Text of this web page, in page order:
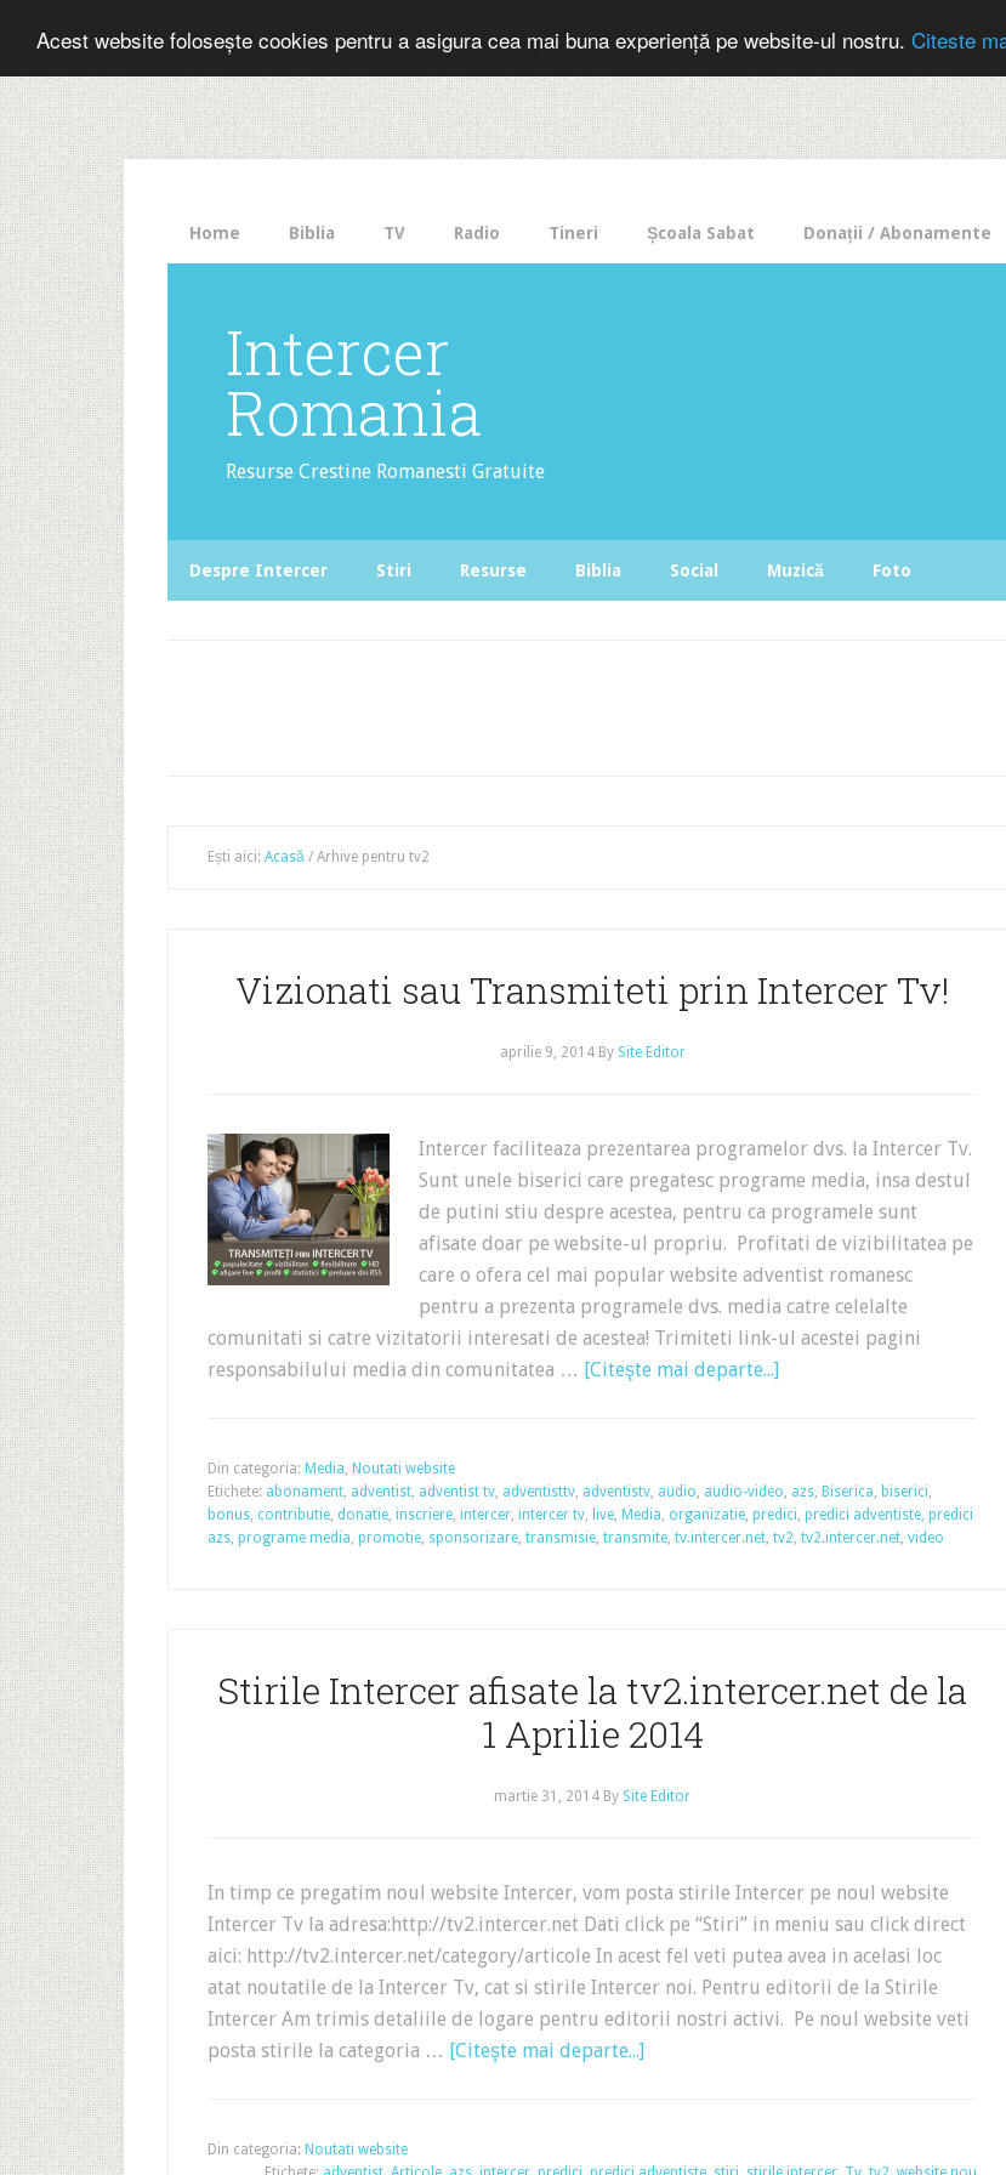
Acest website folosește cookies pentru a asigura cea mai buna experiență pe website-ul nostru. Citeste
The
HelloBar
- a
little
bar
that
gets
noticed!
Home Biblia TV Radio Tineri Școala Sabat Donații / Abonamente
Intercer
Romania
Resurse Crestine Romanesti Gratuite
Despre Intercer Stiri Resurse Biblia Social Muzică Foto
Ești aici: Acasă / Arhive pentru tv2
Vizionati sau Transmiteti prin Intercer Tv!
aprilie 9, 2014By Site Editor
Intercer faciliteaza prezentarea programelor dvs. la Intercer Tv.
Sunt unele biserici care pregatesc programe media, insa destul
de putini stiu despre acestea, pentru ca programele sunt
afisate doar pe website-ul propriu. Profitati de vizibilitatea pe
care o ofera cel mai popular website adventist romanesc
pentru a prezenta programele dvs. media catre celelalte
comunitati si catre vizitatorii interesati de acestea! Trimiteti link-ul acestei pagini
responsabilului media din comunitatea … [Citeşte mai departe...]
Din categoria: Media, Noutati website
Etichete: abonament, adventist, adventist tv, adventisttv, adventistv, audio, audio-video, azs, Biserica, biserici,
bonus, contributie, donatie, inscriere, intercer, intercer tv, live, Media, organizatie, predici, predici adventiste, predici
azs, programe media, promotie, sponsorizare, transmisie, transmite, tv.intercer.net, tv2, tv2.intercer.net, video
Stirile Intercer afisate la tv2.intercer.net de la
1 Aprilie 2014
martie 31, 2014 By Site Editor
In timp ce pregatim noul website Intercer, vom posta stirile Intercer pe noul website
Intercer Tv la adresa:http://tv2.intercer.net Dati click pe “Stiri” in meniu sau click direct
aici: http://tv2.intercer.net/category/articole In acest fel veti putea avea in acelasi loc
atat noutatile de la Intercer Tv, cat si stirile Intercer noi. Pentru editorii de la Stirile
Intercer Am trimis detaliile de logare pentru editorii nostri activi. Pe noul website veti
posta stirile la categoria … [Citeşte mai departe...]
Din categoria: Noutati website